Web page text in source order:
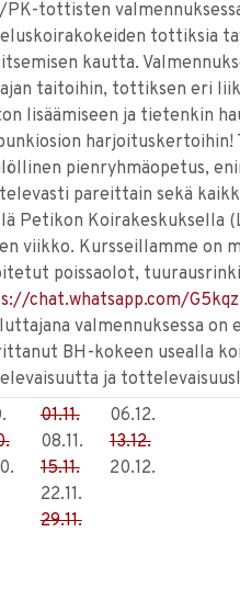
PK-tottisten
tottiksia
kautta.
taitoihin, tottiksen eri
lisäämiseen ja tietenkin
pienryhmäopetus,
pareittain sekä
Petikon Koirakeskuksella
viikko. Kursseillamme on
poissaolot,
chat.whatsapp.com/
valmennuksessa on
BH-kokeen usealla
ja
01.11.
08.11.
15.11.
22.11.
29.11.
06.12.
13.12.
20.12.